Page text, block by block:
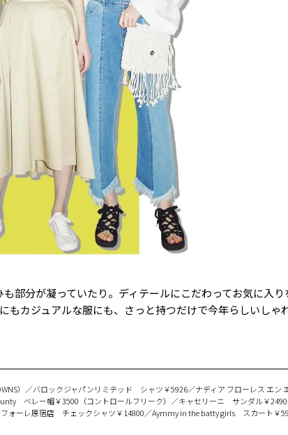
部分が凝っていたり。ディテールにこだわってお気に入
カジュアルな服にも、さっと持つだけで今年らしいしゃ
）／バロックジャパンリミテッド シャツ￥5926／ナディア フローレス エン
ベレー帽￥3500（コントロールフリーク）／キャセリーニ サンダル￥
ォーレ原宿店 チェックシャツ￥14800／Aymmy in the batty girls スカート￥